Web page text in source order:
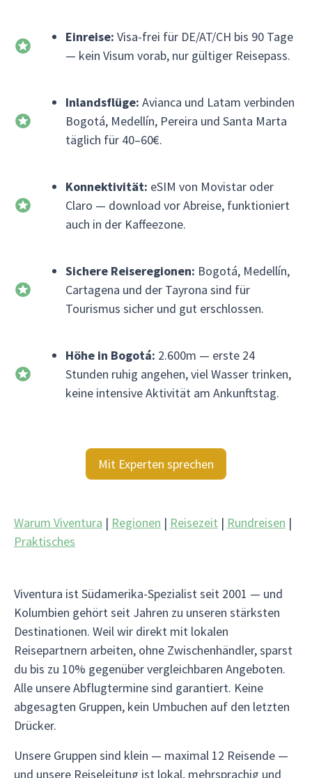
Einreise: Visa-frei für DE/AT/CH bis 90 Tage
— kein Visum vorab, nur gültiger Reisepass.
Inlandsflüge: Avianca und Latam verbinden
Bogotá, Medellín, Pereira und Santa Marta
täglich für 40–60€.
Konnektivität: eSIM von Movistar oder
Claro — download vor Abreise, funktioniert
auch in der Kaffeezone.
Sichere Reiseregionen: Bogotá, Medellín,
Cartagena und der Tayrona sind für
Tourismus sicher und gut erschlossen.
Höhe in Bogotá: 2.600m — erste 24
Stunden ruhig angehen, viel Wasser trinken,
keine intensive Aktivität am Ankunftstag.
Mit Experten sprechen
Warum Viventura | Regionen | Reisezeit | Rundreisen |
Praktisches
Viventura ist Südamerika-Spezialist seit 2001 — und
Kolumbien gehört seit Jahren zu unseren stärksten
Destinationen. Weil wir direkt mit lokalen
Reisepartnern arbeiten, ohne Zwischenhändler, sparst
du bis zu 10% gegenüber vergleichbaren Angeboten.
Alle unsere Abflugtermine sind garantiert. Keine
abgesagten Gruppen, kein Umbuchen auf den letzten
Drücker.
Unsere Gruppen sind klein — maximal 12 Reisende —
und unsere Reiseleitung ist lokal, mehrsprachig und